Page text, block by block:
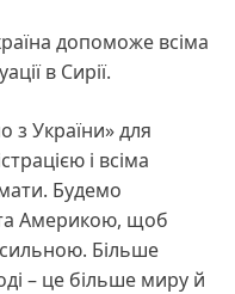
допоможе всіма
в Сирії.
з України» для
і всіма
Будемо
Америкою, щоб
Більше
– це більше миру й